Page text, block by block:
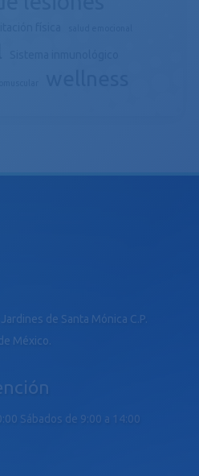
de Santa Mónica C.P.
México.
Sábados de 9:00 a 14:00